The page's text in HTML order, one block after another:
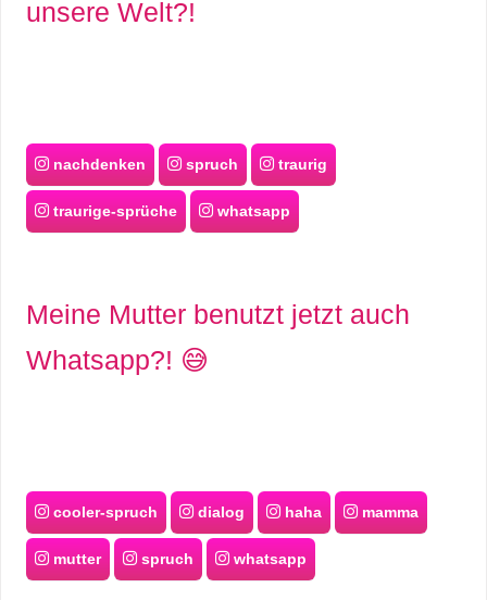
unsere Welt?!
nachdenken spruch traurig
traurige-sprüche whatsapp
Meine Mutter benutzt jetzt auch
Whatsapp?! 😅
cooler-spruch dialog haha mamma
mutter spruch whatsapp